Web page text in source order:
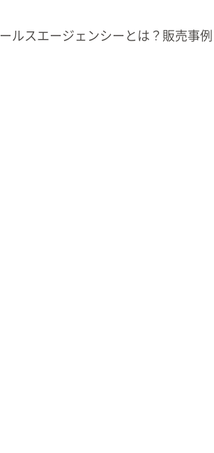
ルスエージェンシーとは？販売事例